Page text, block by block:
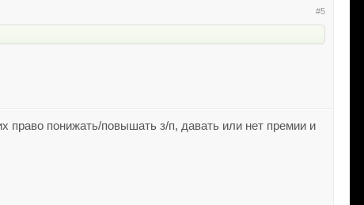
#5
право понижать/повышать з/п, давать или нет премии и